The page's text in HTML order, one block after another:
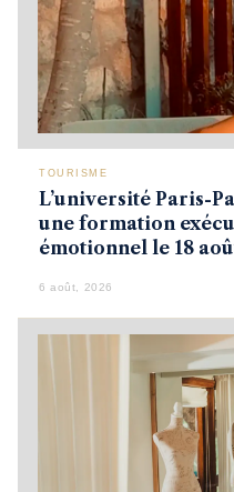
TOURISME
L’université Paris-
une formation
émotionnel le 18
6 août, 2026